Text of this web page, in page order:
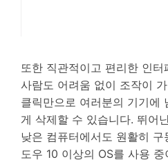
또한 직관적이고 편리한 인
사람도 어려움 없이 조작이
클릭만으로 여러분의 기기에
게 삭제할 수 있습니다. 뛰어
낮은 컴퓨터에서도 원활히
도우 10 이상의 OS를 사용